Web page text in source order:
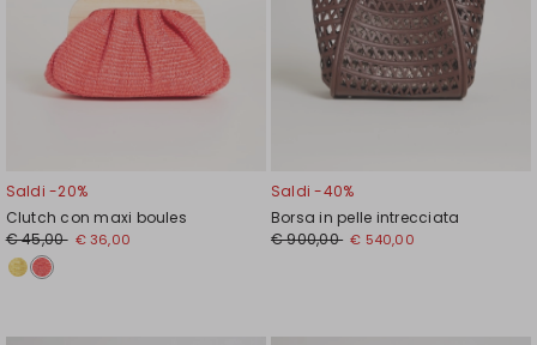
Saldi -20%
Clutch con maxi boules
€ 45,00 € 36,00
Saldi -40%
Borsa in pelle intrecciata
€ 900,00 € 540,00